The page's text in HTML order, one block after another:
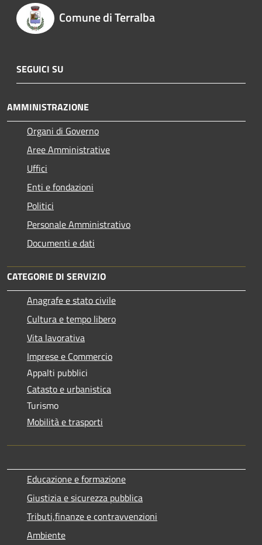
Comune di Terralba
SEGUICI SU
AMMINISTRAZIONE
Organi di Governo
Aree Amministrative
Uffici
Enti e fondazioni
Politici
Personale Amministrativo
Documenti e dati
CATEGORIE DI SERVIZIO
Anagrafe e stato civile
Cultura e tempo libero
Vita lavorativa
Imprese e Commercio
Appalti pubblici
Catasto e urbanistica
Turismo
Mobilità e trasporti
Educazione e formazione
Giustizia e sicurezza pubblica
Tributi,finanze e contravvenzioni
Ambiente